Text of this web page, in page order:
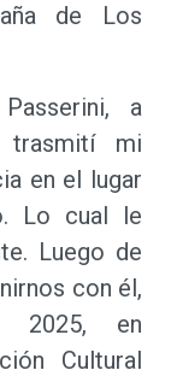
de Los
a
trasmití mi
en el lugar
Lo cual le
Luego de
con él,
2025, en
Cultural